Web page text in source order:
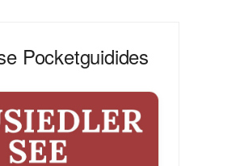
Pocketguidides